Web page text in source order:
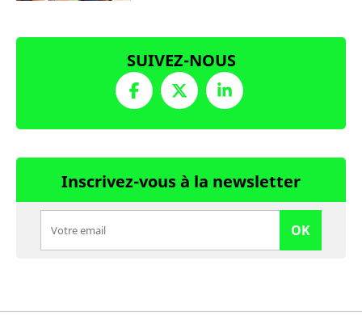
SUIVEZ-NOUS
Inscrivez-vous à la newsletter
OK